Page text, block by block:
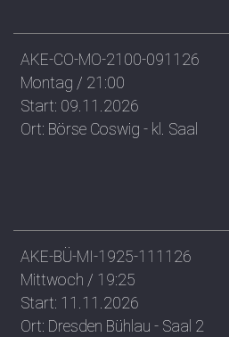
AKE-CO-MO-2100-091126
Montag / 21:00
Start: 09.11.2026
Ort: Börse Coswig - kl. Saal
AKE-BÜ-MI-1925-111126
Mittwoch / 19:25
Start: 11.11.2026
Ort: Dresden Bühlau - Saal 2